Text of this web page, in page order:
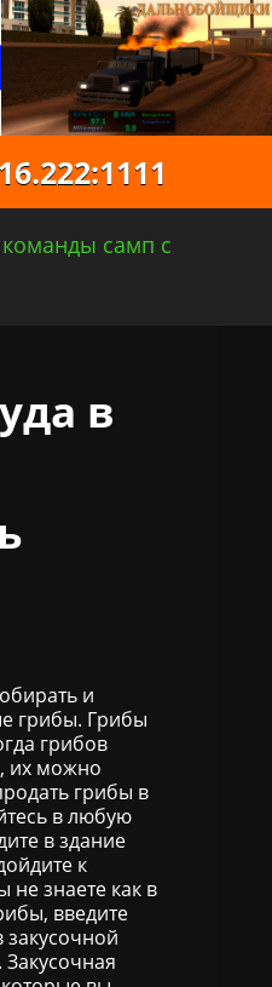
самп с
в
и
грибы. Грибы
грибов
их можно
грибы в
в любую
в здание
к
не знаете как в
введите
закусочной